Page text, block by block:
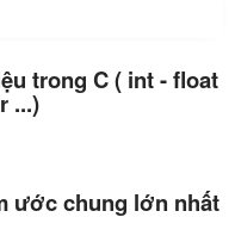
trong C ( int - float
...)
ước chung lớn nhất